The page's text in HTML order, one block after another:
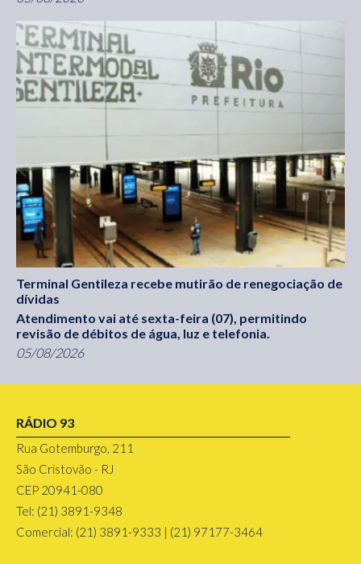
Terminal Gentileza recebe mutirão de renegociação de
dívidas
Atendimento vai até sexta-feira (07), permitindo
revisão de débitos de água, luz e telefonia.
05/08/2026
RÁDIO 93
Rua Gotemburgo, 211
São Cristovão - RJ
CEP 20941-080
Tel: (21) 3891-9348
Comercial: (21) 3891-9333 | (21) 97177-3464